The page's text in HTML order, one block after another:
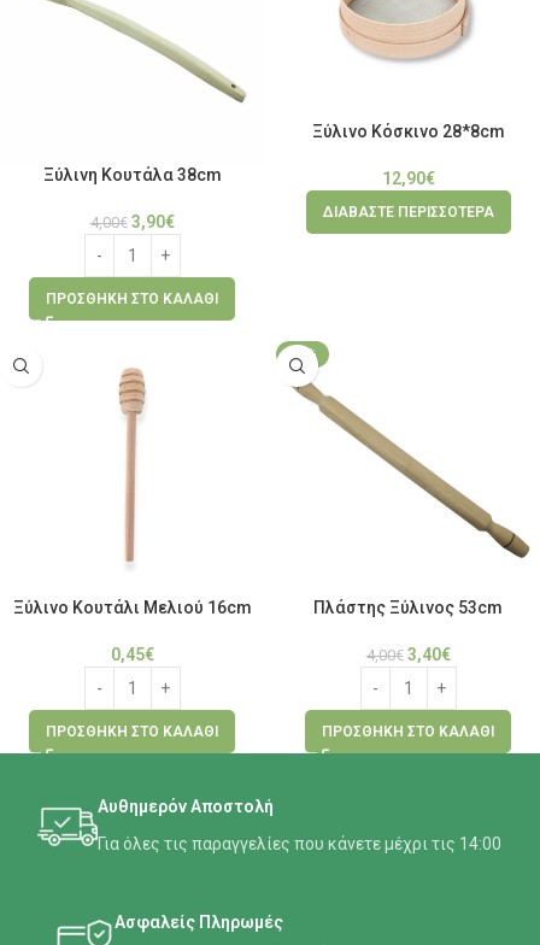
Ξύλινη Κουτάλα 38cm
4,00€ 3,90€
ΠΡΟΣΘΉΚΗ ΣΤΟ ΚΑΛΆΘΙ
Ξύλινο Κόσκινο 28*8cm
12,90€
ΔΙΑΒΆΣΤΕ ΠΕΡΙΣΣΌΤΕΡΑ
Ξύλινο Κουτάλι Μελιού 16cm
0,45€
ΠΡΟΣΘΉΚΗ ΣΤΟ ΚΑΛΆΘΙ
-15%
Πλάστης Ξύλινος 53cm
4,00€ 3,40€
ΠΡΟΣΘΉΚΗ ΣΤΟ ΚΑΛΆΘΙ
Αυθημερόν Αποστολή
Για όλες τις παραγγελίες που κάνετε μέχρι τις 14:00
Ασφαλείς Πληρωμές